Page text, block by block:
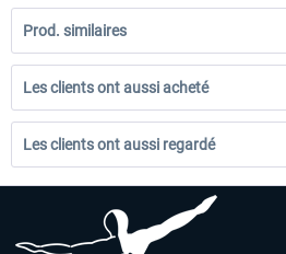
Prod. similaires
Les clients ont aussi acheté
Les clients ont aussi regardé